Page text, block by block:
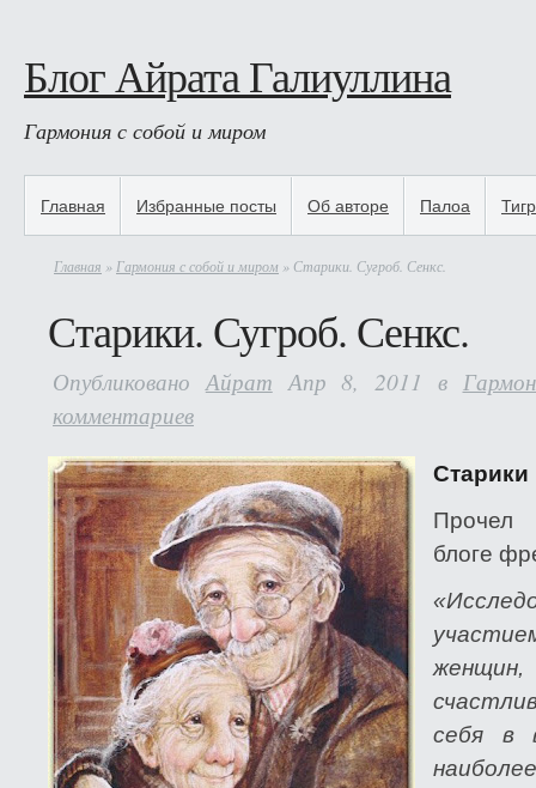
Блог Айрата Галиуллина
Гармония с собой и миром
Главная Избранные посты Об авторе Палоа
Главная » Гармония с собой и миром » Старики. Сугроб. Сенкс.
Старики. Сугроб. Сенкс.
Опубликовано Айрат Апр 8, 2011 в
комментариев
Старики
Прочел
блоге
женщин,
себя в